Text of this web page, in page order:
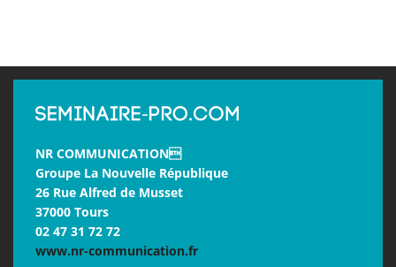
NR COMMUNICATION
Groupe La Nouvelle République
26 Rue Alfred de Musset
37000 Tours
02 47 31 72 72
www.nr-communication.fr